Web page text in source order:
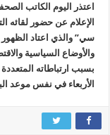
اعتذر اليوم الكاتب
الإعلام عن حضور لقائه
سي” والذي اعتاد الظهور
والأوضاع السياسية
بسبب ارتباطاته
الأربعاء في نفس موعد